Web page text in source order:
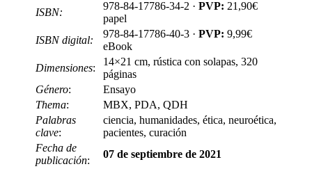
ISBN:
978-84-17786-34-2 · PVP: 21,90€
papel
ISBN digital:
978-84-17786-40-3 · PVP: 9,99€
eBook
Dimensiones:
14×21 cm, rústica con solapas, 320
páginas
Género:
Ensayo
Thema:
MBX, PDA, QDH
Palabras
clave:
ciencia, humanidades, ética, neuroética,
pacientes, curación
Fecha de
publicación:
07 de septiembre de 2021